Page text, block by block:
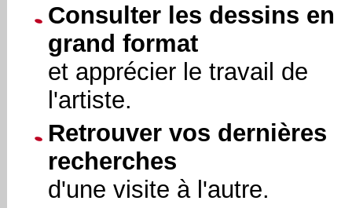
Consulter les dessins en
grand format
et apprécier le travail de
l'artiste.
Retrouver vos dernières
recherches
d'une visite à l'autre.